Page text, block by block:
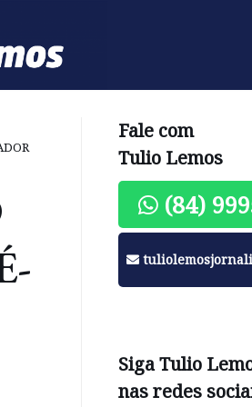
Fale com
Tulio Lemos
(84)
Siga Tulio
nas redes